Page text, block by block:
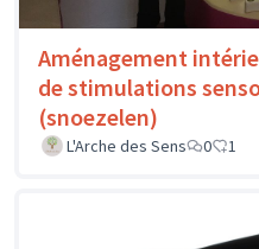
Aménagement
de stimulations
(snoezelen)
L'Arche des Sens 0 1